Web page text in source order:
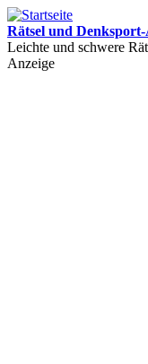
Rätsel und
Leichte und schwere
Anzeige